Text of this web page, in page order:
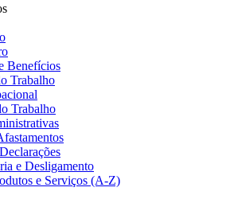
Benefícios
Trabalho
Trabalho
e Desligamento
e Serviços (A-Z)